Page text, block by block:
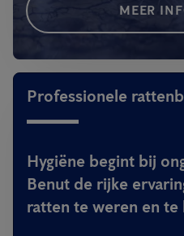
MEER
Professionele
Hygiëne begint bij
Benut de rijke
ratten te weren en te